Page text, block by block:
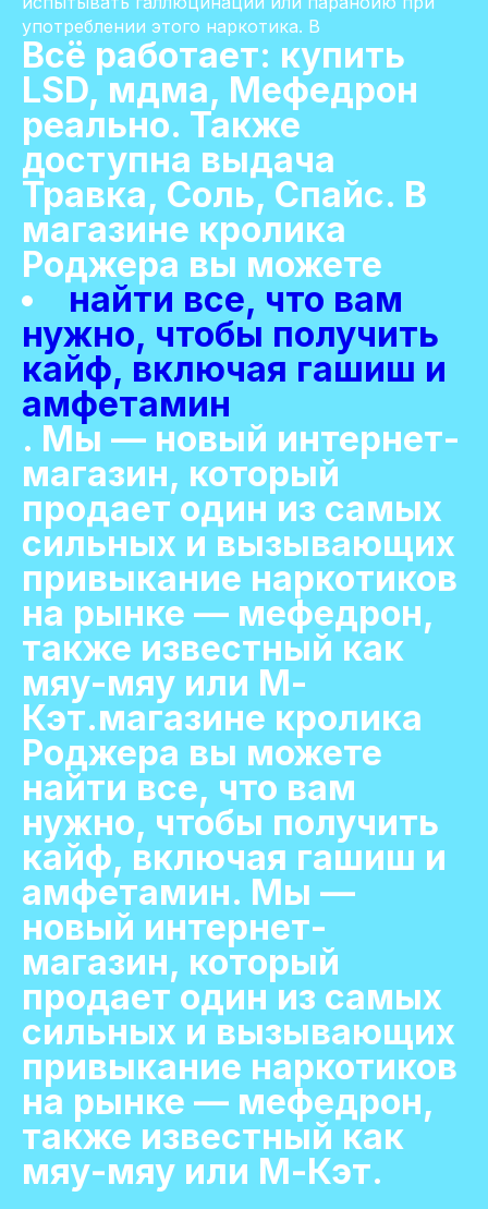
употреблении этого наркотика. В
Всё работает: купить
LSD, мдма, Мефедрон
реально. Также
доступна выдача
Травка, Соль, Спайс. В
магазине кролика
Роджера вы можете
найти все, что вам
нужно, чтобы получить
кайф, включая гашиш и
амфетамин
. Мы — новый интернет-
магазин, который
продает один из самых
сильных и вызывающих
привыкание наркотиков
на рынке — мефедрон,
также известный как
мяу-мяу или М-
Кэт.магазине кролика
Роджера вы можете
найти все, что вам
нужно, чтобы получить
кайф, включая гашиш и
амфетамин. Мы —
новый интернет-
магазин, который
продает один из самых
сильных и вызывающих
привыкание наркотиков
на рынке — мефедрон,
также известный как
мяу-мяу или М-Кэт.